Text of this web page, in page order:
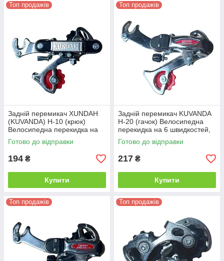
Топ продажів
Задній перемикач XUNDAH
(KUVANDA) H-10 (крюк)
Велосипедна перекидка на
6-7 швидкостей, хром
Готово до відправки
194 ₴
Купити
Топ продажів
Задній перемикач KUVANDA
H-20 (гачок) Велосипедна
перекидка на 6 швидкостей,
хром із червоним роликом
Готово до відправки
217 ₴
Купити
Топ продажів Топ продажів